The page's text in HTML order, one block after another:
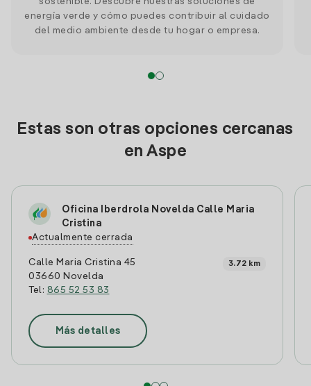
energía verde y cómo puedes contribuir al cuidado
del medio ambiente desde tu hogar o empresa.
Estas son otras opciones cercanas
en Aspe
Oficina Iberdrola Novelda Calle Maria
Cristina
Actualmente cerrada
Calle Maria Cristina 45
03660 Novelda
Tel: 865 52 53 83
3.72 km
Más detalles